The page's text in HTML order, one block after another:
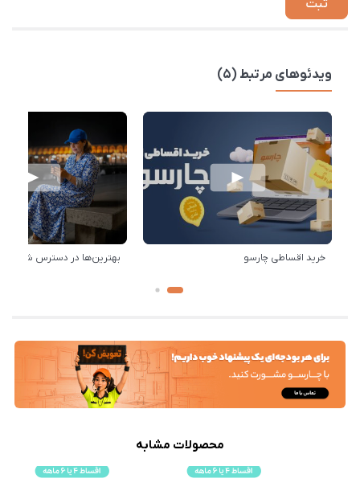
ویدئوهای مرتبط (5)
خرید اقساطی چارسو بهترین‌ها در دسترس
محصولات مشابه